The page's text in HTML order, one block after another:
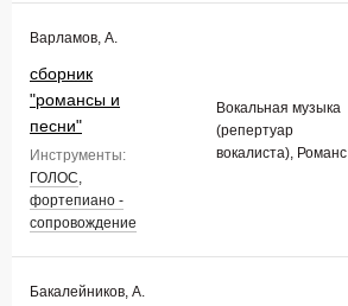
Варламов, А.
сборник
"романсы и
песни"
Инструменты:
ГОЛОС,
фортепиано -
сопровождение
Вокальная музыка
(репертуар
вокалиста), Романс
Бакалейников, А.